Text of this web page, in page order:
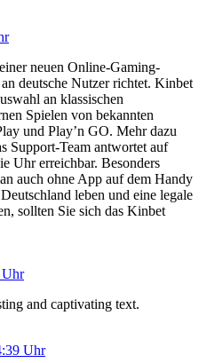
neuen Online-Gaming-
deutsche Nutzer richtet. Kinbet
an klassischen
Spielen von bekannten
und Play’n GO. Mehr dazu
Support-Team antwortet auf
Uhr erreichbar. Besonders
auch ohne App auf dem Handy
leben und eine legale
sollten Sie sich das Kinbet
Uhr
and captivating text.
Uhr